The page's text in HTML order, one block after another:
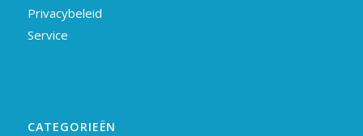
Privacybeleid
Service
CATEGORIEËN